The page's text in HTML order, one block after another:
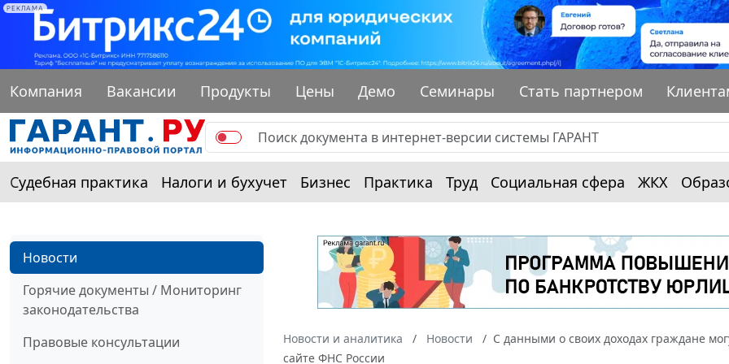
РЕКЛАМА
Компания Вакансии Продукты Цены Демо Семинары Стать партнером
Судебная практика Налоги и бухучет Бизнес Практика Труд Социальная сфера ЖКХ
Новости
Горячие документы / Мониторинг
законодательства
Правовые консультации
Новости и аналитика Новости
С данными о своих доходах граждане
сайте ФНС России